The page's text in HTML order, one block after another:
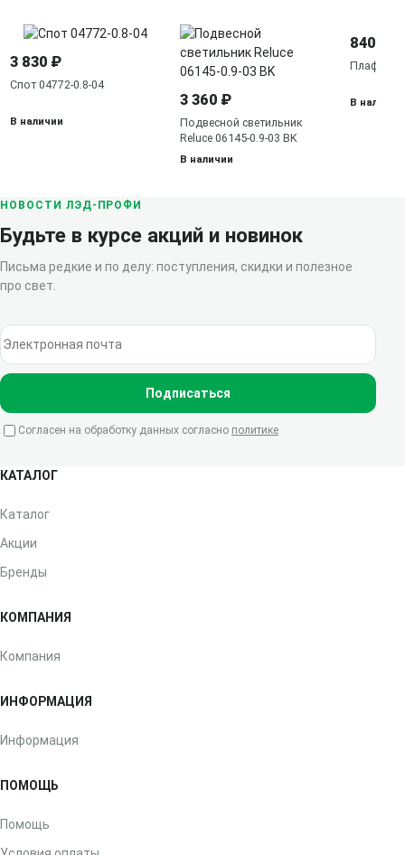
3 830 ₽
Спот 04772-0.8-04
В наличии
3 360 ₽
Подвесной светильник
Reluce 06145-0.9-03 BK
В наличии
840 ₽
Плафон
В наличии
НОВОСТИ ЛЭД-ПРОФИ
Будьте в курсе акций и новинок
Письма редкие и по делу: поступления, скидки и полезное
про свет.
Электронная почта
Подписаться
Согласен на обработку данных согласно политике
КАТАЛОГ
Каталог
Акции
Бренды
КОМПАНИЯ
Компания
ИНФОРМАЦИЯ
Информация
ПОМОЩЬ
Помощь